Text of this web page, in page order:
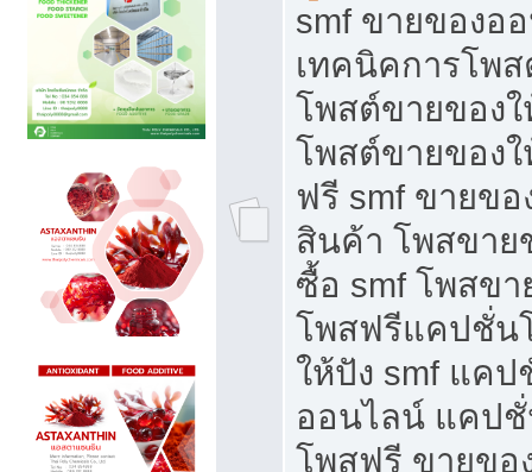
smf ขายของอ
เทคนิคการโพ
โพสต์ขายของ
โพสต์ขายของ
ฟรี smf ขายข
สินค้า โพสขาย
ซื้อ smf โพสข
โพสฟรีแคปชั่น
ให้ปัง smf แค
ออนไลน์ แคป
โพสฟรี ขายขอ